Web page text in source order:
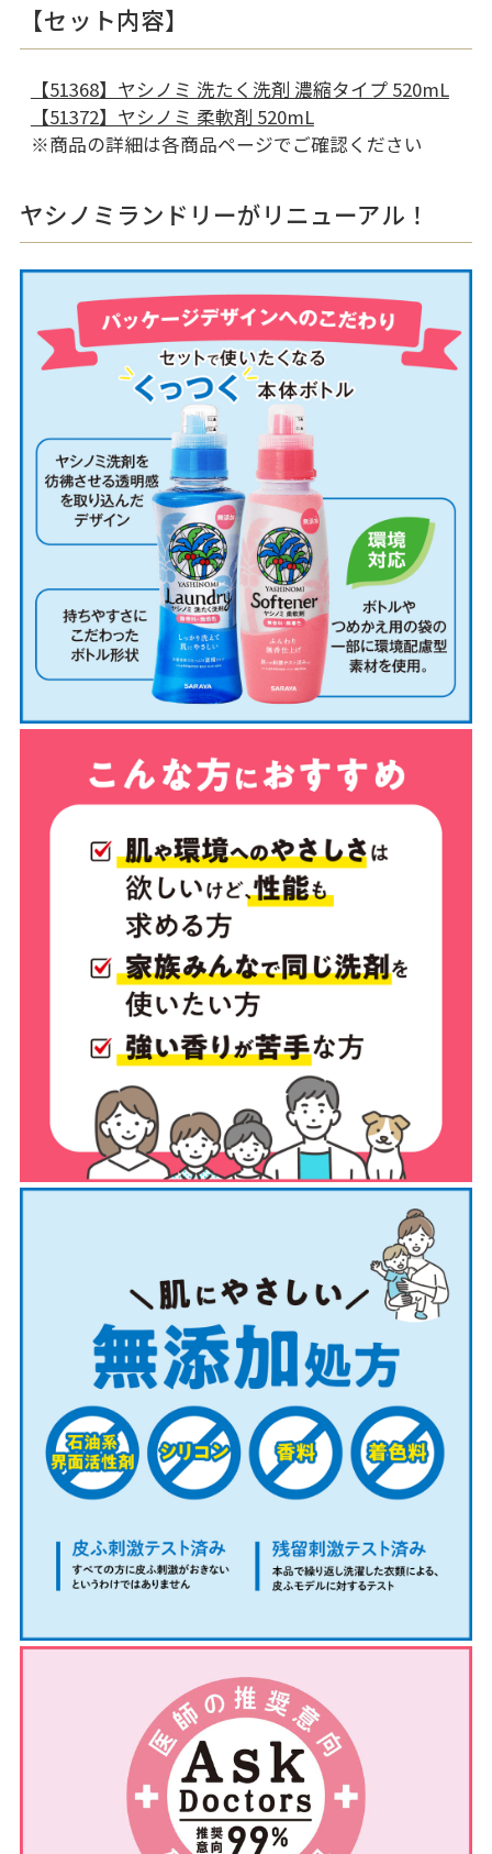
【セット内容】
【51368】ヤシノミ 洗たく洗剤 濃縮タイプ 520mL
【51372】ヤシノミ 柔軟剤 520mL
※商品の詳細は各商品ページでご確認ください
ヤシノミランドリーがリニューアル！